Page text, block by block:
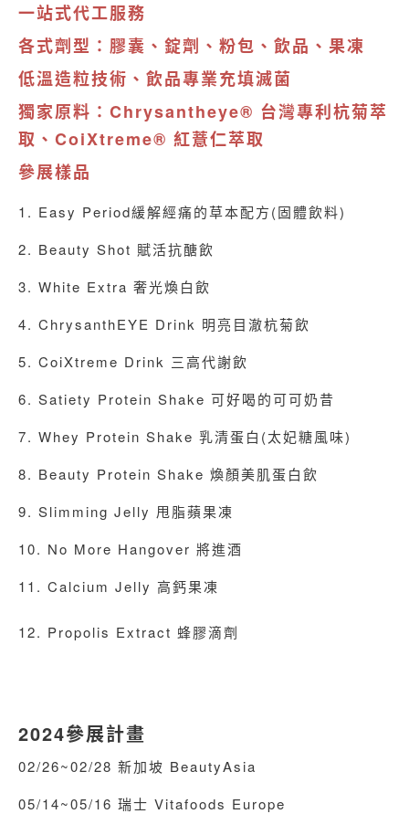
一站式代工服務
各式劑型：膠囊、錠劑、粉包、飲品、果凍
低溫造粒技術、飲品專業充填滅菌
獨家原料：Chrysantheye® 台灣專利杭菊萃
取、CoiXtreme® 紅薏仁萃取
參展樣品
1. Easy Period緩解經痛的草本配方(固體飲料)
2. Beauty Shot 賦活抗醣飲
3. White Extra 奢光煥白飲
4. ChrysanthEYE Drink 明亮目澈杭菊飲
5. CoiXtreme Drink 三高代謝飲
6. Satiety Protein Shake 可好喝的可可奶昔
7. Whey Protein Shake 乳清蛋白(太妃糖風味)
8. Beauty Protein Shake 煥顏美肌蛋白飲
9. Slimming Jelly 甩脂蘋果凍
10. No More Hangover 將進酒
11. Calcium Jelly 高鈣果凍
12. Propolis Extract 蜂膠滴劑
2024參展計畫
02/26~02/28 新加坡 BeautyAsia
05/14~05/16 瑞士 Vitafoods Europe